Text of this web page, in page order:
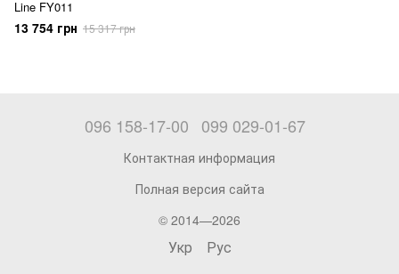
Line FY011
13 754 грн 15 317 грн
096 158-17-00 099 029-01-67
Контактная информация
Полная версия сайта
© 2014—2026
Укр Рус